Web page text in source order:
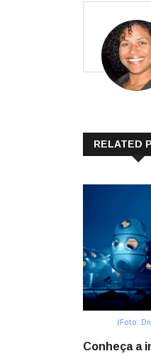
RELATED
(Foto:
Conheça a